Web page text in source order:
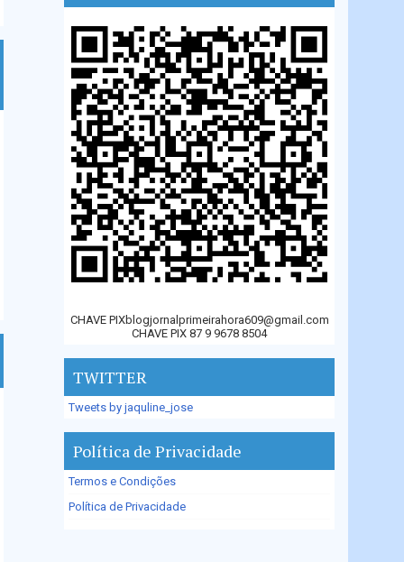
CHAVE PIXblogjornalprimeirahora609@gmail.com
CHAVE PIX 87 9 9678 8504
TWITTER
Tweets by jaquline_jose
Política de Privacidade
Termos e Condições
Política de Privacidade